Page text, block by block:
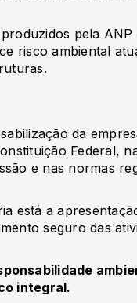
pela ANP
risco ambiental
da
Federal,
e nas normas
está a
seguro das
integral.